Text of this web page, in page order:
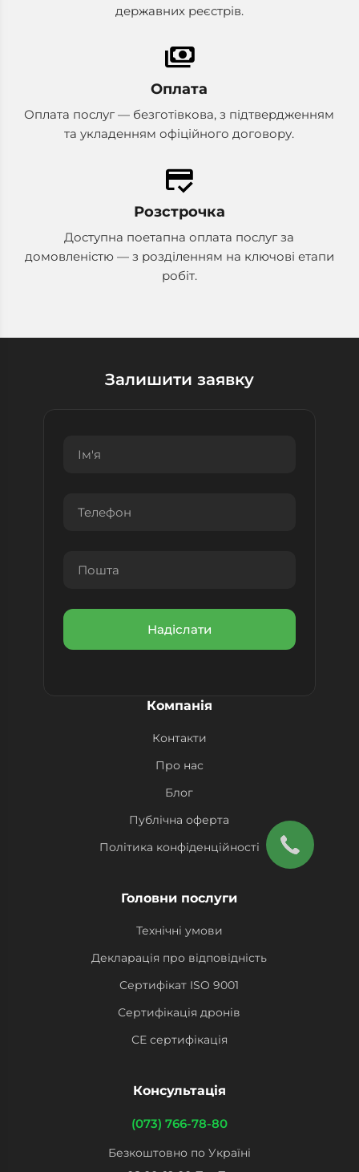
державних реєстрів.
payments
Оплата
Оплата послуг — безготівкова, з підтвердженням
та укладенням офіційного договору.
credit_score
Розстрочка
Доступна поетапна оплата послуг за
домовленістю — з розділенням на ключові етапи
робіт.
Залишити заявку
Компанія
Контакти
Про нас
Блог
Публічна оферта
Політика конфіденційності
Головни послуги
Технічні умови
Декларація про відповідність
Сертифікат ISO 9001
Сертифікація дронів
СЕ сертифікація
Консультація
(073) 766-78-80
Безкоштовно по Україні